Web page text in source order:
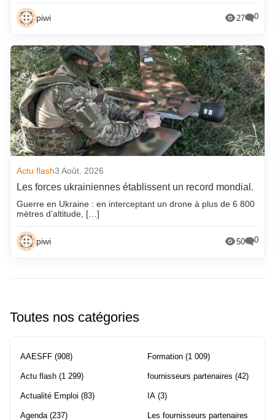
piwi 27 0
Actu flash3 Août. 2026
Les forces ukrainiennes établissent un record mondial.
Guerre en Ukraine : en interceptant un drone à plus de 6 800
mètres d’altitude, […]
piwi 50 0
Toutes nos catégories
AAESFF (908)
Actu flash (1 299)
Actualité Emploi (83)
Agenda (237)
Formation (1 009)
fournisseurs partenaires (42)
IA (3)
Les fournisseurs partenaires